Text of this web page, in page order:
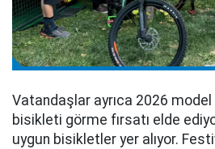
Vatandaşlar ayrıca 2026
bisikleti görme fırsatı elde
uygun bisikletler yer alıyor.